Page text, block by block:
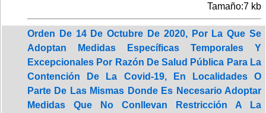
Tamaño:7 kb
Orden De 14 De Octubre De 2020, Por La Que Se
Adoptan Medidas Específicas Temporales Y
Excepcionales Por Razón De Salud Pública Para La
Contención De La Covid-19, En Localidades O
Parte De Las Mismas Donde Es Necesario Adoptar
Medidas Que No Conllevan Restricción A La